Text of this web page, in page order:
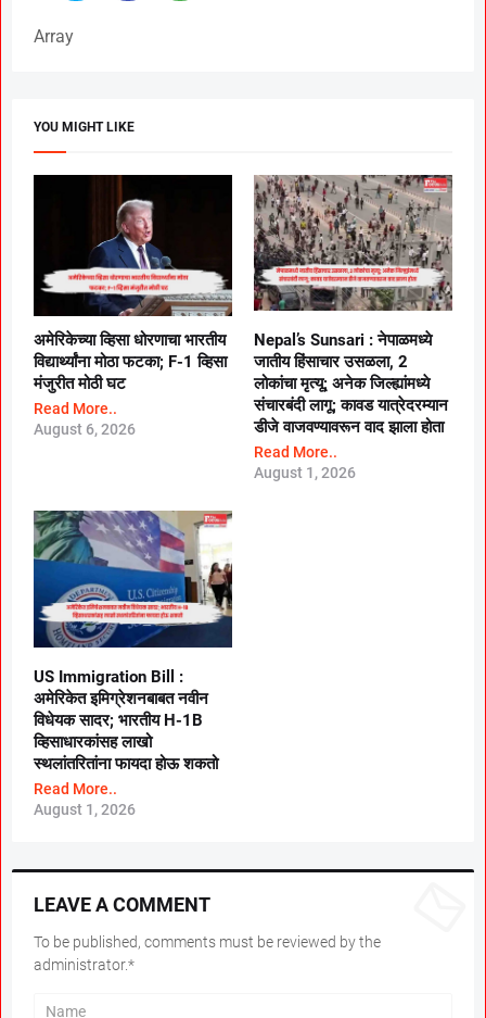
Array
YOU MIGHT LIKE
अमेरिकेच्या व्हिसा धोरणाचा भारतीय
विद्यार्थ्यांना मोठा फटका; F-1 व्हिसा
मंजुरीत मोठी घट
Read More..
August 6, 2026
Nepal’s Sunsari : नेपाळमध्ये
जातीय हिंसाचार उसळला, 2
लोकांचा मृत्यू; अनेक जिल्ह्यांमध्ये
संचारबंदी लागू; कावड यात्रेदरम्यान
डीजे वाजवण्यावरून वाद झाला होता
Read More..
August 1, 2026
US Immigration Bill :
अमेरिकेत इमिग्रेशनबाबत नवीन
विधेयक सादर; भारतीय H-1B
व्हिसाधारकांसह लाखो
स्थलांतरितांना फायदा होऊ शकतो
Read More..
August 1, 2026
LEAVE A COMMENT
To be published, comments must be reviewed by the
administrator.*